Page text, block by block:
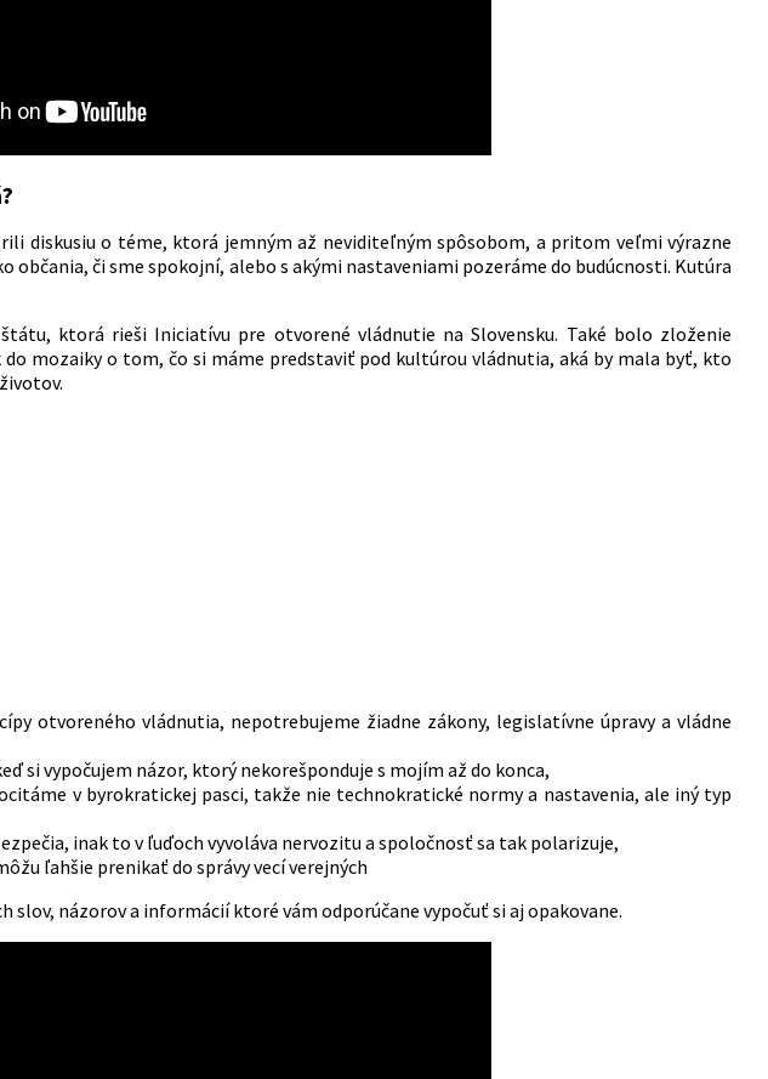
diskusiu o téme, ktorá jemným až neviditeľným spôsobom, a pritom veľmi výrazne
občania, či sme spokojní, alebo s akými nastaveniami pozeráme do budúcnosti. Kutúra
ktorá rieši Iniciatívu pre otvorené vládnutie na Slovensku. Také bolo zloženie
mozaiky o tom, čo si máme predstaviť pod kultúrou vládnutia, aká by mala byť, kto
otvoreného vládnutia, nepotrebujeme žiadne zákony, legislatívne úpravy a vládne
si vypočujem názor, ktorý nekorešponduje s mojím až do konca,
v byrokratickej pasci, takže nie technokratické normy a nastavenia, ale iný typ
inak to v ľuďoch vyvoláva nervozitu a spoločnosť sa tak polarizuje,
ľahšie prenikať do správy vecí verejných
slov, názorov a informácií ktoré vám odporúčane vypočuť si aj opakovane.